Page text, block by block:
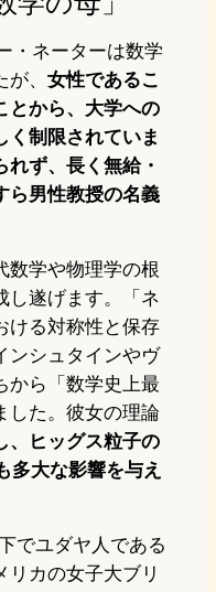
・ネーターは数学
、 女性であるこ
とから、大学への
く制限されていま
れず、長く無給・
ら男性教授の名義
数学や物理学の根
し遂げます。「ネ
ける対称性と保存
ンシュタインやヴ
から「数学史上最
した。彼女の理論
、ヒッグス粒子の
多大な影響を与え
でユダヤ人である
リカの女子大ブリ